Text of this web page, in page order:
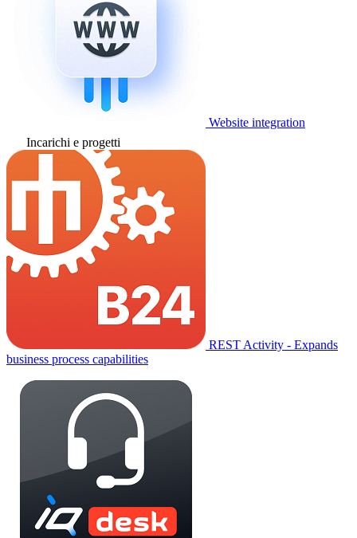
Website integration
Incarichi e progetti
REST Activity - Expands
business process capabilities